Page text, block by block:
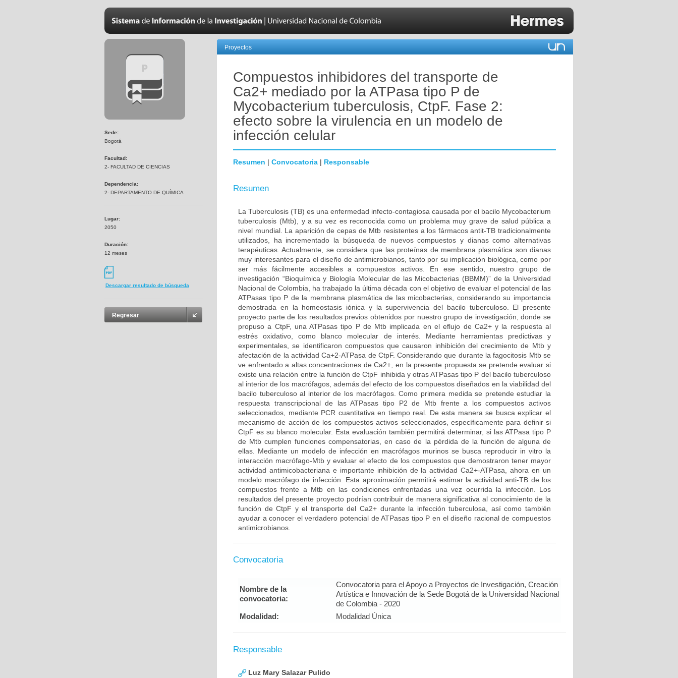
Sede:
Bogotá
Facultad:
2- FACULTAD DE CIENCIAS
Dependencia:
2- DEPARTAMENTO DE QUÍMICA
Lugar:
2050
Duración:
12 meses
Descargar resultado de búsqueda
Regresar
Proyectos
Compuestos inhibidores del transporte de
Ca2+ mediado por la ATPasa tipo P de
Mycobacterium tuberculosis, CtpF. Fase 2:
efecto sobre la virulencia en un modelo de
infección celular
Resumen | Convocatoria | Responsable
Resumen
La Tuberculosis (TB) es una enfermedad infecto-contagiosa causada por el bacilo Mycobacterium
tuberculosis (Mtb), y a su vez es reconocida como un problema muy grave de salud pública a
nivel mundial. La aparición de cepas de Mtb resistentes a los fármacos antit-TB tradicionalmente
utilizados, ha incrementado la búsqueda de nuevos compuestos y dianas como alternativas
terapéuticas. Actualmente, se considera que las proteínas de membrana plasmática son dianas
muy interesantes para el diseño de antimicrobianos, tanto por su implicación biológica, como por
ser más fácilmente accesibles a compuestos activos. En ese sentido, nuestro grupo de
investigación “Bioquímica y Biología Molecular de las Micobacterias (BBMM)” de la Universidad
Nacional de Colombia, ha trabajado la última década con el objetivo de evaluar el potencial de las
ATPasas tipo P de la membrana plasmática de las micobacterias, considerando su importancia
demostrada en la homeostasis iónica y la supervivencia del bacilo tuberculoso. El presente
proyecto parte de los resultados previos obtenidos por nuestro grupo de investigación, donde se
propuso a CtpF, una ATPasas tipo P de Mtb implicada en el eflujo de Ca2+ y la respuesta al
estrés oxidativo, como blanco molecular de interés. Mediante herramientas predictivas y
experimentales, se identificaron compuestos que causaron inhibición del crecimiento de Mtb y
afectación de la actividad Ca+2-ATPasa de CtpF. Considerando que durante la fagocitosis Mtb se
ve enfrentado a altas concentraciones de Ca2+, en la presente propuesta se pretende evaluar si
existe una relación entre la función de CtpF inhibida y otras ATPasas tipo P del bacilo tuberculoso
al interior de los macrófagos, además del efecto de los compuestos diseñados en la viabilidad del
bacilo tuberculoso al interior de los macrófagos. Como primera medida se pretende estudiar la
respuesta transcripcional de las ATPasas tipo P2 de Mtb frente a los compuestos activos
seleccionados, mediante PCR cuantitativa en tiempo real. De esta manera se busca explicar el
mecanismo de acción de los compuestos activos seleccionados, específicamente para definir si
CtpF es su blanco molecular. Esta evaluación también permitirá determinar, si las ATPasa tipo P
de Mtb cumplen funciones compensatorias, en caso de la pérdida de la función de alguna de
ellas. Mediante un modelo de infección en macrófagos murinos se busca reproducir in vitro la
interacción macrófago-Mtb y evaluar el efecto de los compuestos que demostraron tener mayor
actividad antimicobacteriana e importante inhibición de la actividad Ca2+-ATPasa, ahora en un
modelo macrófago de infección. Esta aproximación permitirá estimar la actividad anti-TB de los
compuestos frente a Mtb en las condiciones enfrentadas una vez ocurrida la infección. Los
resultados del presente proyecto podrían contribuir de manera significativa al conocimiento de la
función de CtpF y el transporte del Ca2+ durante la infección tuberculosa, así como también
ayudar a conocer el verdadero potencial de ATPasas tipo P en el diseño racional de compuestos
antimicrobianos.
Convocatoria
Nombre de la
convocatoria:
Convocatoria para el Apoyo a Proyectos de Investigación, Creación
Artística e Innovación de la Sede Bogotá de la Universidad Nacional
de Colombia - 2020
Modalidad:
Modalidad Única
Responsable
Luz Mary Salazar Pulido